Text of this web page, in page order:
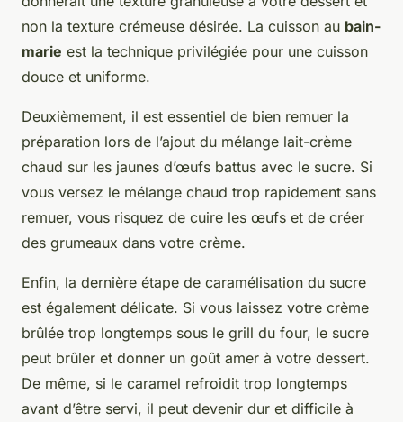
non la texture crémeuse désirée. La cuisson au bain-
marie est la technique privilégiée pour une cuisson
douce et uniforme.
Deuxièmement, il est essentiel de bien remuer la
préparation lors de l’ajout du mélange lait-crème
chaud sur les jaunes d’œufs battus avec le sucre. Si
vous versez le mélange chaud trop rapidement sans
remuer, vous risquez de cuire les œufs et de créer
des grumeaux dans votre crème.
Enfin, la dernière étape de caramélisation du sucre
est également délicate. Si vous laissez votre crème
brûlée trop longtemps sous le grill du four, le sucre
peut brûler et donner un goût amer à votre dessert.
De même, si le caramel refroidit trop longtemps
avant d’être servi, il peut devenir dur et difficile à